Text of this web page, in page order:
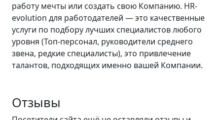
работу мечты или создать свою Компанию. HR-
evolution для работодателей — это качественные
услуги по подбору лучших специалистов любого
уровня (Топ-персонал, руководители среднего
звена, редкие специалисты), это привлечение
талантов, подходящих именно вашей Компании.
Отзывы